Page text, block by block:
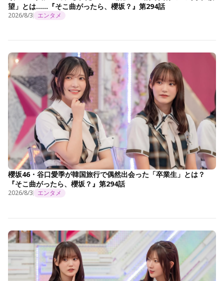
望」とは……『そこ曲がったら、櫻坂？』第294話
2026/8/3 エンタメ
櫻坂46・谷口愛季が韓国旅行で偶然出会った「卒業生」とは？
『そこ曲がったら、櫻坂？』第294話
2026/8/3 エンタメ